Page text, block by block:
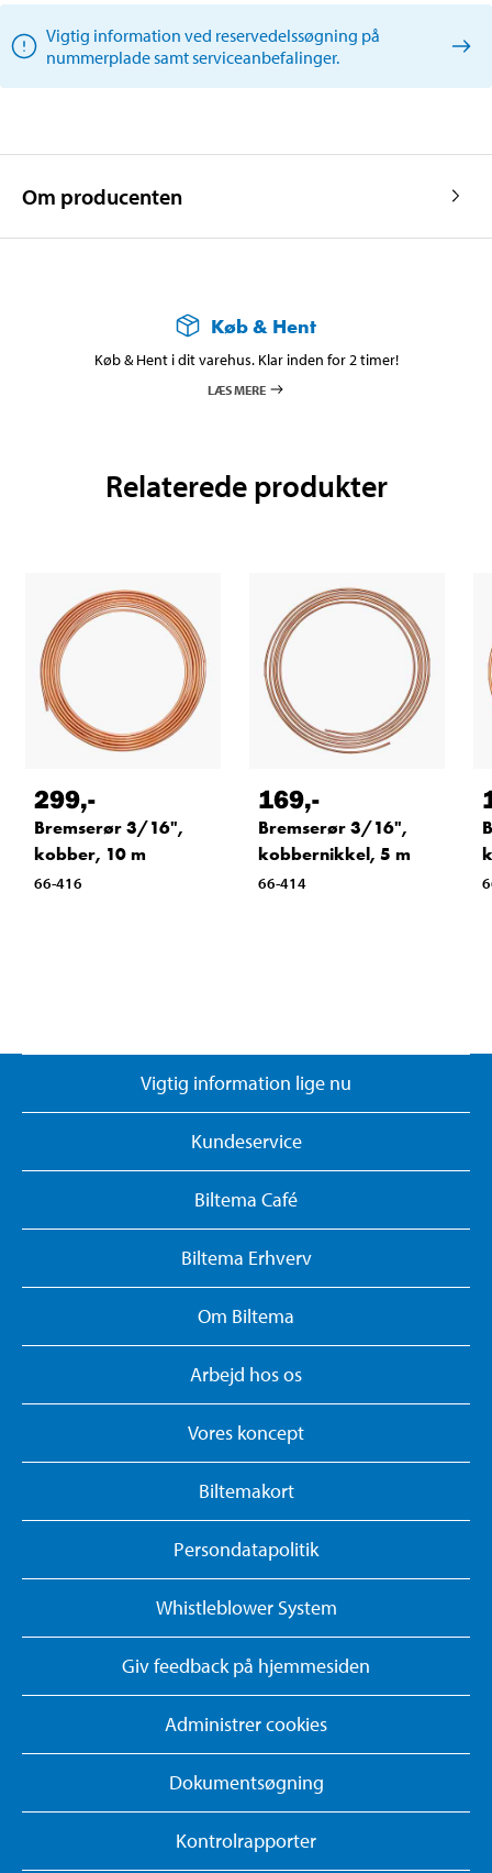
Vigtig information ved reservedelssøgning på
nummerplade samt serviceanbefalinger.
Om producenten
Køb & Hent
Køb & Hent i dit varehus. Klar inden for 2 timer!
LÆS MERE
Relaterede produkter
299,-
Bremserør 3/16",
kobber, 10 m
66-416
169,-
Bremserør 3/16",
kobbernikkel, 5 m
66-414
Vigtig information lige nu
Kundeservice
Biltema Café
Biltema Erhverv
Om Biltema
Arbejd hos os
Vores koncept
Biltemakort
Persondatapolitik
Whistleblower System
Giv feedback på hjemmesiden
Administrer cookies
Dokumentsøgning
Kontrolrapporter